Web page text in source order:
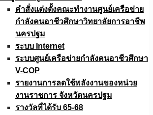
คำสั่งแต่งตั้งคณะทำงานศูนย์เครือข่าย
กำลังคนอาชีวศึกษาวิทยาลัยการอาชีพ
นครปฐม
ระบบ Internet
ระบบศูนย์เครือข่ายกำลังคนอาชีวศึกษา
V-COP
รายงานการลดใช้พลังงานของหน่วย
งานราชการ จังหวัดนครปฐม
รางวัลที่ได้รับ 65-68